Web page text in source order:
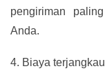
pengiriman
Anda.
4. Biaya terjangkau